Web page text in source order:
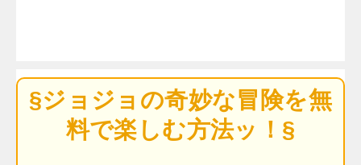
§ジョジョの奇妙な冒険を無
料で楽しむ方法ッ！§